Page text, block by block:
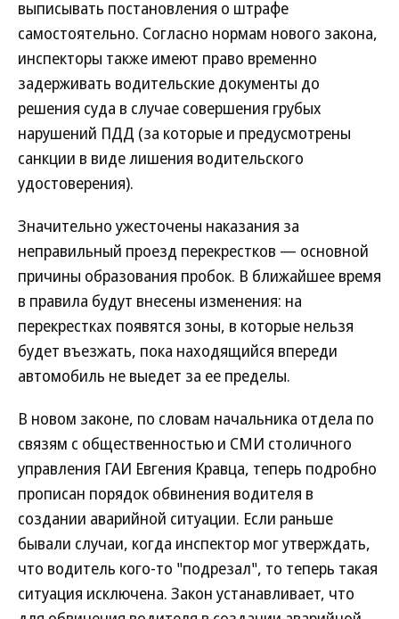
выписывать постановления о штрафе
самостоятельно. Согласно нормам нового закона,
инспекторы также имеют право временно
задерживать водительские документы до
решения суда в случае совершения грубых
нарушений ПДД (за которые и предусмотрены
санкции в виде лишения водительского
удостоверения).
Значительно ужесточены наказания за
неправильный проезд перекрестков — основной
причины образования пробок. В ближайшее время
в правила будут внесены изменения: на
перекрестках появятся зоны, в которые нельзя
будет въезжать, пока находящийся впереди
автомобиль не выедет за ее пределы.
В новом законе, по словам начальника отдела по
связям с общественностью и СМИ столичного
управления ГАИ Евгения Кравца, теперь подробно
прописан порядок обвинения водителя в
создании аварийной ситуации. Если раньше
бывали случаи, когда инспектор мог утверждать,
что водитель кого-то "подрезал", то теперь такая
ситуация исключена. Закон устанавливает, что